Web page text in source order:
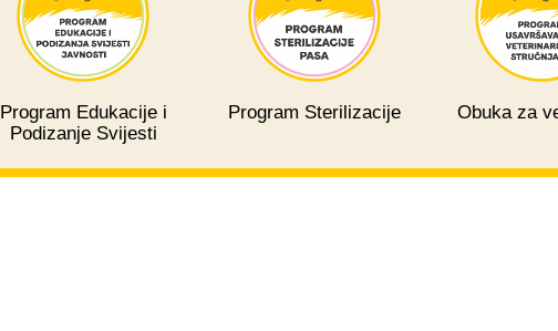
Program Edukacije i
Podizanje Svijesti
Program Sterilizacije Obuka za